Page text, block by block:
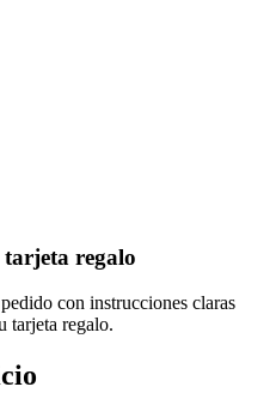
tarjeta regalo
con instrucciones claras
tarjeta regalo.